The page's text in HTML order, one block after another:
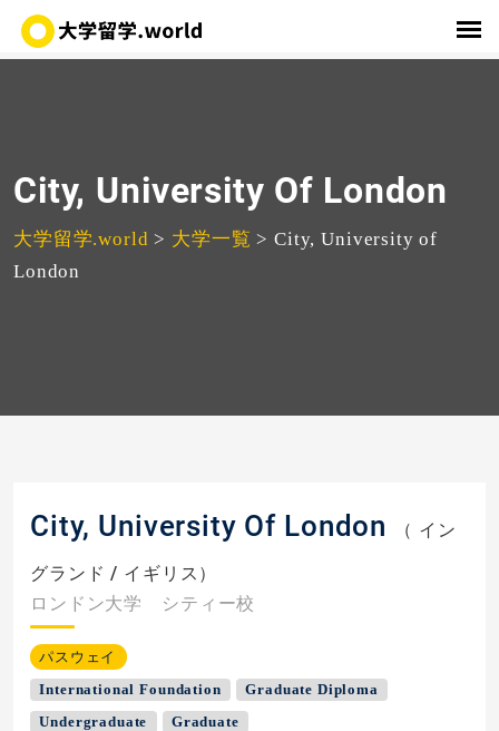
City, University Of London
大学留学.world > 大学一覧 >City, University of
London
City, University Of London （ イン
グランド / イギリス ）
ロンドン大学 シティー校
パスウェイ
International Foundation Graduate Diploma
Undergraduate Graduate